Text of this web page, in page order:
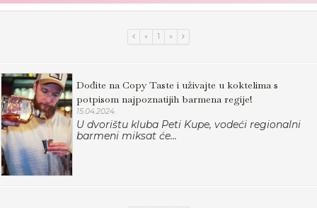
« 1 »
Dođite na Copy Taste i uživajte u koktelima s
potpisom najpoznatijih barmena regije!
15.04.2024.
U dvorištu kluba Peti Kupe, vodeći regionalni
barmeni miksat će...